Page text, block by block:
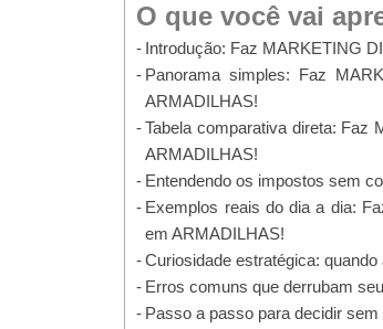
O que você vai
Introdução: Faz MARKETING
Panorama simples: Faz
ARMADILHAS!
Tabela comparativa direta: Faz
ARMADILHAS!
Entendendo os impostos sem
Exemplos reais do dia a dia:
em ARMADILHAS!
Curiosidade estratégica:
Erros comuns que derrubam
Passo a passo para decidir